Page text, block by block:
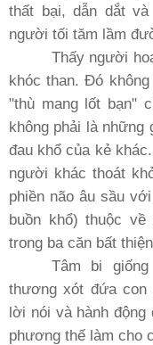
thất bại, dẫn dắt
người tối tăm lầm
Thấy người
khóc than. Ðó
"thù mang lốt bạn"
không phải là
đau khổ của kẻ
người khác thoát
phiền não âu sầu
buồn khổ) thuộc
trong ba căn bất
Tâm bi
thương xót đứa con
lời nói và hành động
phương thế làm cho